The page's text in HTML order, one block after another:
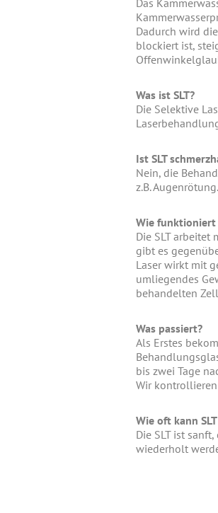
Dadurch wird
blockiert ist,
Was ist SLT?
Die Selektive
Ist SLT
Nein, die
z.B. Augenrötung.
Wie funktioniert
Die SLT arbeitet
gibt es
Laser wirkt mit
umliegendes
behandelten
Was passiert?
Als Erstes
bis zwei Tage
Wir
Wie oft kann
Die SLT ist
wiederholt